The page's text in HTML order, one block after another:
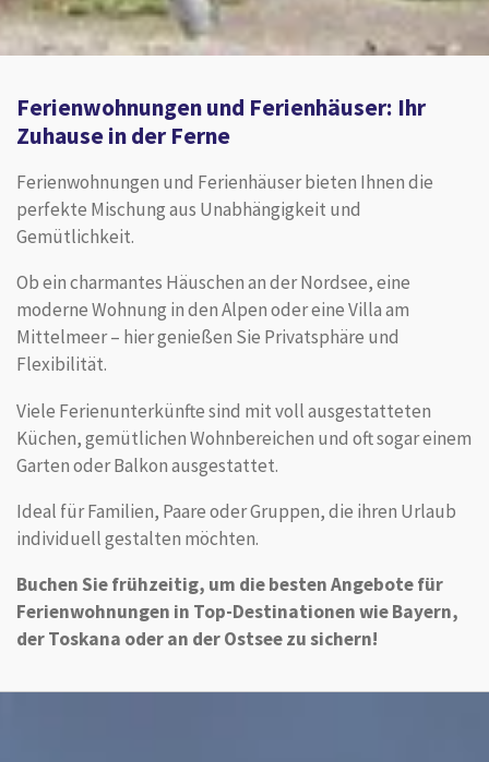
Ferienwohnungen und Ferienhäuser: Ihr
Zuhause in der Ferne
Ferienwohnungen und Ferienhäuser bieten Ihnen die
perfekte Mischung aus Unabhängigkeit und
Gemütlichkeit.
Ob ein charmantes Häuschen an der Nordsee, eine
moderne Wohnung in den Alpen oder eine Villa am
Mittelmeer – hier genießen Sie Privatsphäre und
Flexibilität.
Viele Ferienunterkünfte sind mit voll ausgestatteten
Küchen, gemütlichen Wohnbereichen und oft sogar einem
Garten oder Balkon ausgestattet.
Ideal für Familien, Paare oder Gruppen, die ihren Urlaub
individuell gestalten möchten.
Buchen Sie frühzeitig, um die besten Angebote für
Ferienwohnungen in Top-Destinationen wie Bayern,
der Toskana oder an der Ostsee zu sichern!